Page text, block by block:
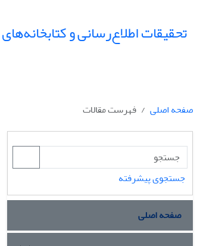
تحقیقات اطلاع‌رسانی و
صفحه اصلی
فهرست مقالات
جستجوی پیشرفته
صفحه اصلی